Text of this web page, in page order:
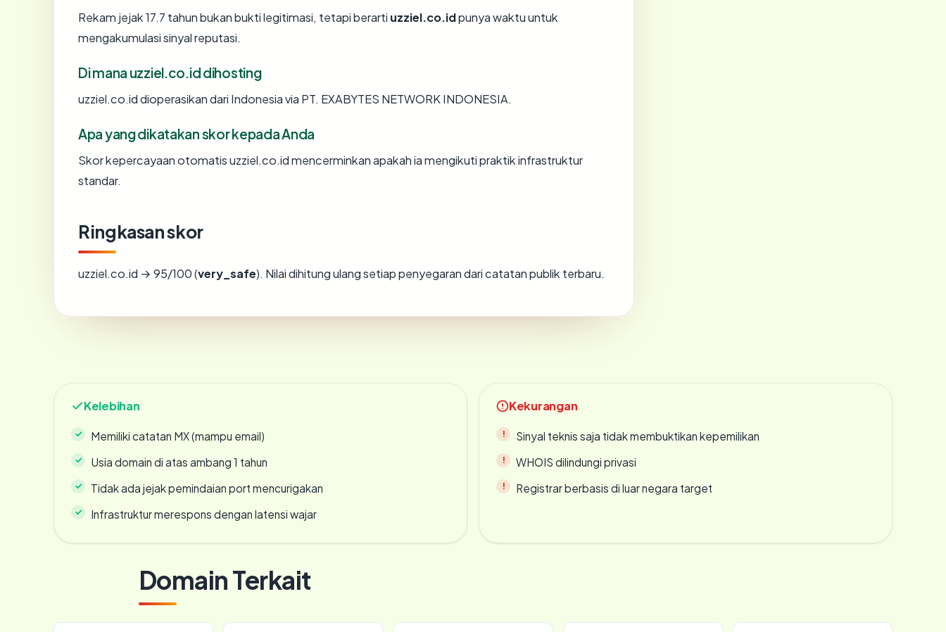
Rekam jejak 17.7 tahun bukan bukti legitimasi, tetapi berarti uzziel.co.idpunya waktu untuk
mengakumulasi sinyal reputasi.
Di mana uzziel.co.id dihosting
uzziel.co.id dioperasikan dari Indonesia via PT. EXABYTES NETWORK INDONESIA.
Apa yang dikatakan skor kepada Anda
Skor kepercayaan otomatis uzziel.co.id mencerminkan apakah ia mengikuti praktik infrastruktur
standar.
Ringkasan skor
uzziel.co.id → 95/100 (very_safe). Nilai dihitung ulang setiap penyegaran dari catatan publik terbaru.
Kelebihan
Memiliki catatan MX (mampu email)
Usia domain di atas ambang 1 tahun
Tidak ada jejak pemindaian port mencurigakan
Infrastruktur merespons dengan latensi wajar
Kekurangan
Sinyal teknis saja tidak membuktikan kepemilikan
WHOIS dilindungi privasi
Registrar berbasis di luar negara target
Domain Terkait